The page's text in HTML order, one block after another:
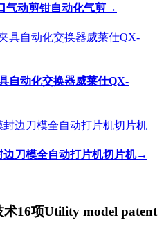
气动剪钳自动化气剪→
自动化交换器威莱仕QX-
刀模全自动打片机切片机→
术16项Utility model patent